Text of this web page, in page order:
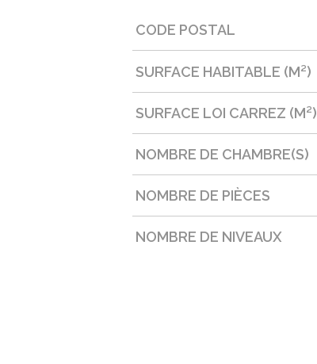
Caractérisque Valeurs
CODE POSTAL
SURFACE HABITABLE (M²)
SURFACE LOI CARREZ (M²)
NOMBRE DE CHAMBRE(S)
NOMBRE DE PIÈCES
NOMBRE DE NIVEAUX